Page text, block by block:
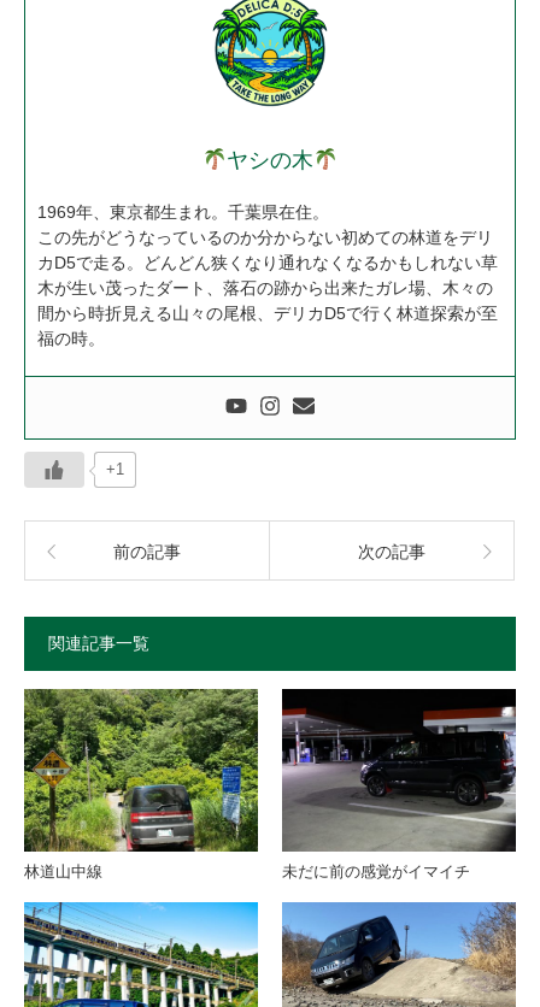
ヤシの木
1969年、東京都生まれ。千葉県在住。
この先がどうなっているのか分からない初めての林道をデリ
カD5で走る。どんどん狭くなり通れなくなるかもしれない草
木が生い茂ったダート、落石の跡から出来たガレ場、木々の
間から時折見える山々の尾根、デリカD5で行く林道探索が至
福の時。
+1
前の記事 次の記事
関連記事一覧
林道山中線 未だに前の感覚がイマイチ